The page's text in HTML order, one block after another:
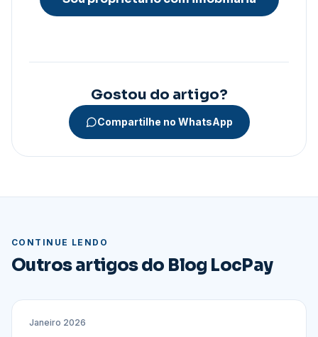
Gostou do artigo?
Compartilhe no WhatsApp
CONTINUE LENDO
Outros artigos do Blog LocPay
INSTITUCIONAL
Janeiro 2026